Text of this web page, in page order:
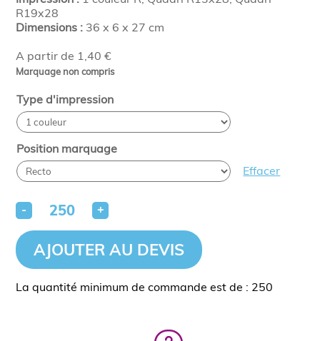
A partir de 1,40 €
Marquage non compris
R19x28
Dimensions : 36 x 6 x 27 cm
Type d'impression
Position marquage
Effacer
- +
AJOUTER AU DEVIS
La quantité minimum de commande est de : 250